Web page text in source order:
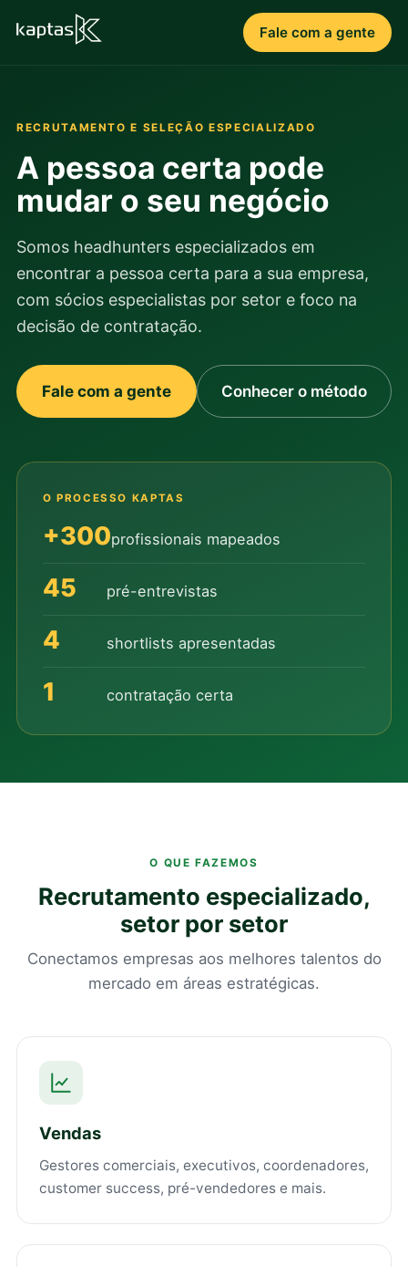
Fale com a gente
RECRUTAMENTO E SELEÇÃO ESPECIALIZADO
A pessoa certa pode
mudar o seu negócio
Somos headhunters especializados em
encontrar a pessoa certa para a sua empresa,
com sócios especialistas por setor e foco na
decisão de contratação.
Fale com a gente Conhecer o método
O PROCESSO KAPTAS
+300profissionais mapeados
45 pré-entrevistas
4 shortlists apresentadas
1 contratação certa
O QUE FAZEMOS
Recrutamento especializado,
setor por setor
Conectamos empresas aos melhores talentos do
mercado em áreas estratégicas.
Vendas
Gestores comerciais, executivos, coordenadores,
customer success, pré-vendedores e mais.